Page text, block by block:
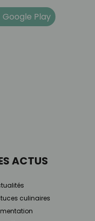
Google Play
ACTUS
culinaires